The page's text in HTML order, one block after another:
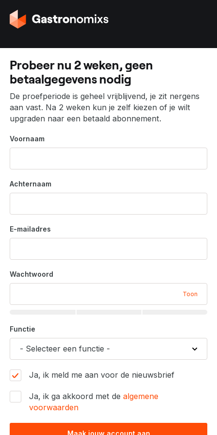
G
a
a
a
r
d
e
h
o
e
p
g
i
n
Probeer nu 2 weken, geen
betaalgegevens nodig
De proefperiode is geheel vrijblijvend, je zit nergens
aan vast. Na 2 weken kun je zelf kiezen of je wilt
upgraden naar een betaald abonnement.
Voornaam
Achternaam
E-mailadres
Wachtwoord
Toon
Functie
Ja, ik meld me aan voor de nieuwsbrief
Ja, ik ga akkoord met de algemene
voorwaarden
Maak jouw account aan